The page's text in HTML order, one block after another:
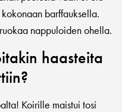
barffauksella.
nappuloiden ohella.
haasteita
Koirille maistui tosi